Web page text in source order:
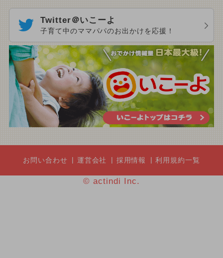
Twitter＠いこーよ
子育て中のママパパのお出かけを応援！
お問い合わせ 運営会社 採用情報 利用規約一覧
© actindi Inc.